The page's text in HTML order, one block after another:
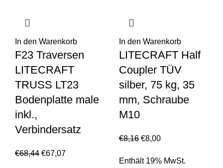
In den Warenkorb
F23 Traversen
LITECRAFT
TRUSS LT23
Bodenplatte male
inkl.,
Verbindersatz
€68,44 €67,07
In den Warenkorb
LITECRAFT Half
Coupler TÜV
silber, 75 kg, 35
mm, Schraube
M10
€8,16 €8,00
Enthält 19% MwSt.